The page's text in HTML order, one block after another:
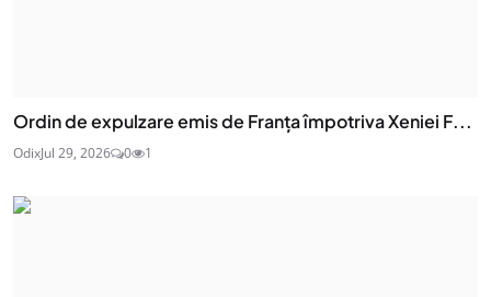
Ordin de expulzare emis de Franța împotriva Xeniei F...
OdixJul 29, 2026 0 1